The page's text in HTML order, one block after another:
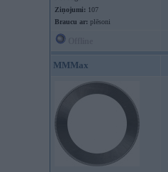
Ziņojumi: 107
Braucu ar: plēsoni
MMMax